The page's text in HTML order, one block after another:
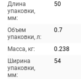
Длина
упаковки,
мм:
50
Объем
упаковки, л:
0.7
Масса, кг:
0.238
Ширина
упаковки,
мм:
54